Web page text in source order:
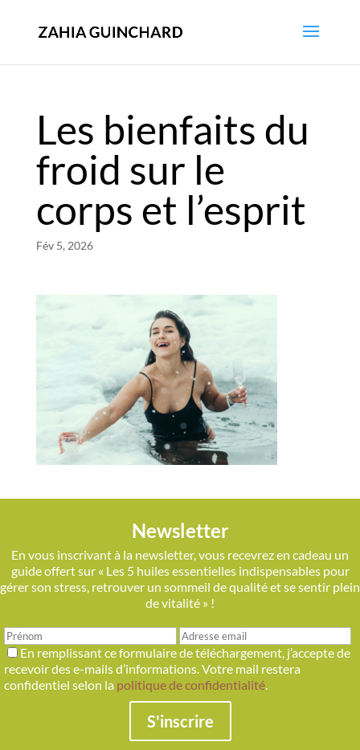
Les bienfaits du
froid sur le
corps et l’esprit
Fév 5, 2026
Newsletter
En vous inscrivant à la newsletter, vous recevrez en cadeau un
guide offert sur « Les 5 huiles essentielles indispensables pour
gérer son stress, retrouver un sommeil de qualité et se sentir plein
de vitalité » !
En remplissant ce formulaire de téléchargement, j’accepte de
recevoir des e-mails d’informations. Votre mail restera
confidentiel selon la politique de confidentialité.
S'inscrire